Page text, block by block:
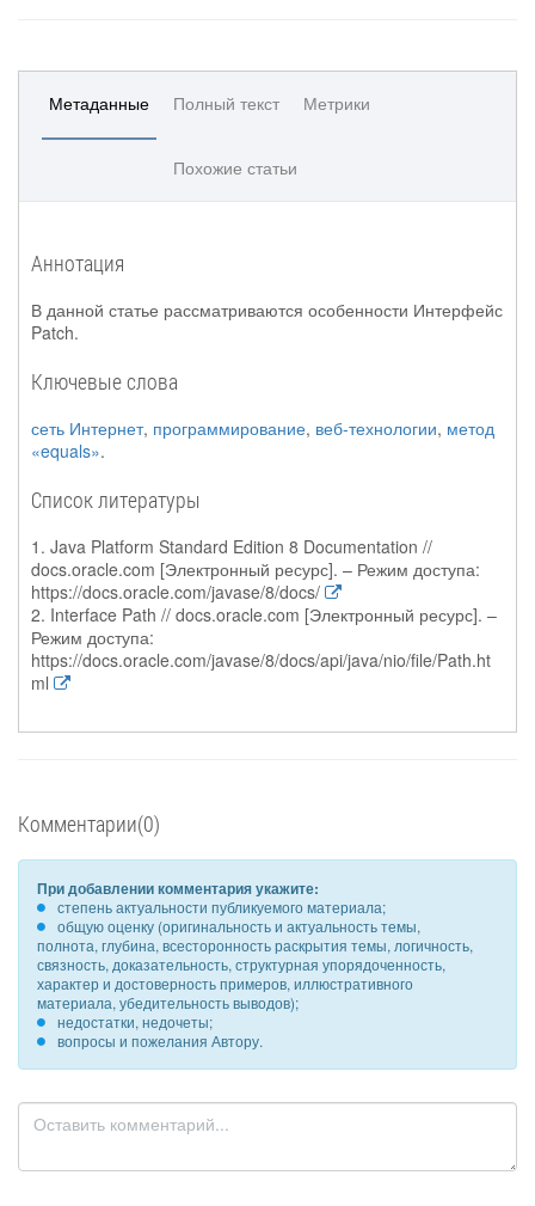
Метаданные Полный текст Метрики
Похожие статьи
Аннотация
В данной статье рассматриваются особенности Интерфейс
Patch.
Ключевые слова
сеть Интернет, программирование, веб-технологии, метод
«equals».
Список литературы
1. Java Platform Standard Edition 8 Documentation //
docs.oracle.com [Электронный ресурс]. – Режим доступа:
https://docs.oracle.com/javase/8/docs/
2. Interface Path // docs.oracle.com [Электронный ресурс]. –
Режим доступа:
https://docs.oracle.com/javase/8/docs/api/java/nio/file/Path.ht
ml
Комментарии(0)
При добавлении комментария укажите:
степень актуальности публикуемого материала;
общую оценку (оригинальность и актуальность темы,
полнота, глубина, всесторонность раскрытия темы, логичность,
связность, доказательность, структурная упорядоченность,
характер и достоверность примеров, иллюстративного
материала, убедительность выводов);
недостатки, недочеты;
вопросы и пожелания Автору.